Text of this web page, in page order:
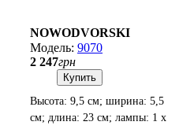
NOWODVORSKI
9070
2 247грн
Купить
Высота: 9,5 см; ширина: 5,5
см; длина: 23 см; лампы: 1 x